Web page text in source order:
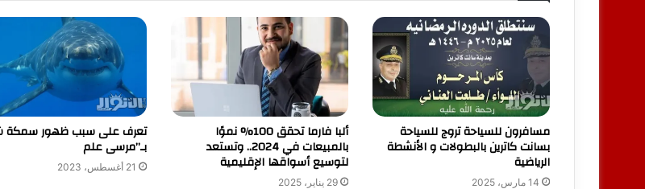
مسافرون للسياحة تروج للسياحة
بسانت كاترين بالبطولات و الأنشطة
الرياضية
14 مارس، 2025
ألبا فارما تحقق 100% نموًا
بالمبيعات في 2024.. وتستعد
لتوسيع أسواقها الإقليمية
29 يناير، 2025
تعرف على سبب ظهور سمكة
بـ”مرسى علم
21 أغسطس، 2023